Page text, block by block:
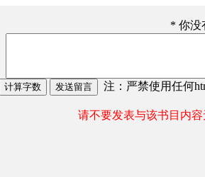
* 你没
注：严禁使用任何
请不要发表与该书目内